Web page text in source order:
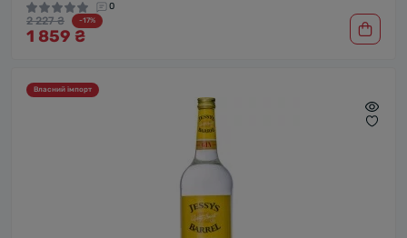
0
2 227 ₴ -17%
1 859 ₴
Власний імпорт